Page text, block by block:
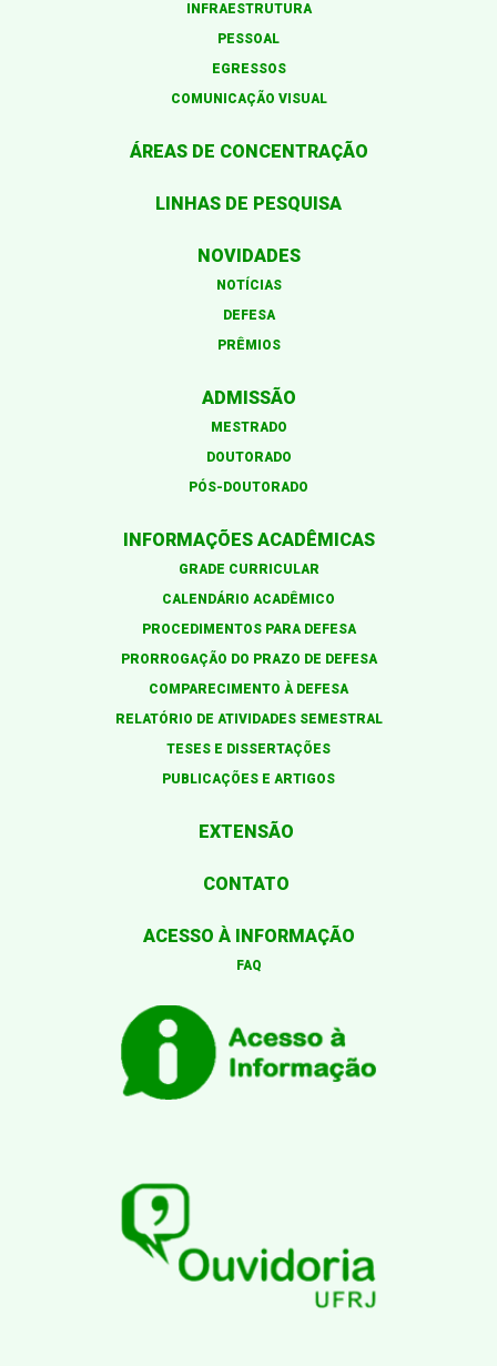
INFRAESTRUTURA
PESSOAL
EGRESSOS
COMUNICAÇÃO VISUAL
ÁREAS DE CONCENTRAÇÃO
LINHAS DE PESQUISA
NOVIDADES
NOTÍCIAS
DEFESA
PRÊMIOS
ADMISSÃO
MESTRADO
DOUTORADO
PÓS-DOUTORADO
INFORMAÇÕES ACADÊMICAS
GRADE CURRICULAR
CALENDÁRIO ACADÊMICO
PROCEDIMENTOS PARA DEFESA
PRORROGAÇÃO DO PRAZO DE DEFESA
COMPARECIMENTO À DEFESA
RELATÓRIO DE ATIVIDADES SEMESTRAL
TESES E DISSERTAÇÕES
PUBLICAÇÕES E ARTIGOS
EXTENSÃO
CONTATO
ACESSO À INFORMAÇÃO
FAQ
Desenvolvido por: